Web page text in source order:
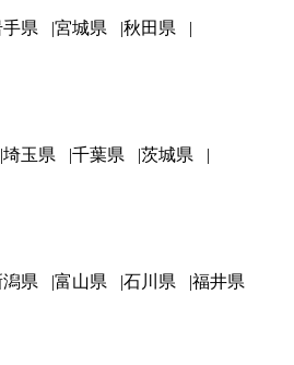
県 宮城県
秋田県
埼玉県 千葉県
茨城県
潟県 富山県 石川県 福井県